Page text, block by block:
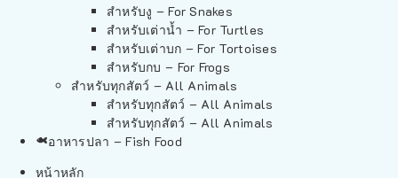
สำหรับงู – For Snakes
สำหรับเต่าน้ำ – For Turtles
สำหรับเต่าบก – For Tortoises
สำหรับกบ – For Frogs
สำหรับทุกสัตว์ – All Animals
สำหรับทุกสัตว์ – All Animals
สำหรับทุกสัตว์ – All Animals
อาหารปลา – Fish Food
หน้าหลัก